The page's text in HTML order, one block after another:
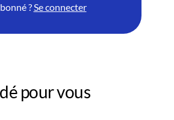
? Se connecter
pour vous